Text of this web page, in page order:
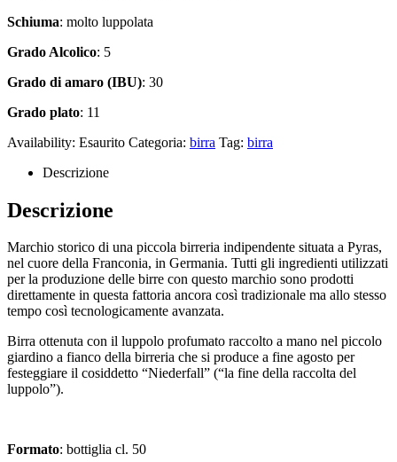
Schiuma: molto luppolata
Grado Alcolico: 5
Grado di amaro (IBU): 30
Grado plato: 11
Availability: Esaurito Categoria: birra Tag: birra
Descrizione
Descrizione
Marchio storico di una piccola birreria indipendente situata a Pyras,
nel cuore della Franconia, in Germania. Tutti gli ingredienti utilizzati
per la produzione delle birre con questo marchio sono prodotti
direttamente in questa fattoria ancora così tradizionale ma allo stesso
tempo così tecnologicamente avanzata.
Birra ottenuta con il luppolo profumato raccolto a mano nel piccolo
giardino a fianco della birreria che si produce a fine agosto per
festeggiare il cosiddetto “Niederfall” (“la fine della raccolta del
luppolo”).
Formato: bottiglia cl. 50